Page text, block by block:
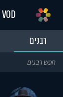
VOD
רבנים